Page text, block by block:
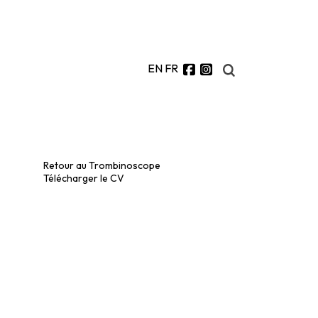
EN FR
Retour au Trombinoscope
Télécharger le CV